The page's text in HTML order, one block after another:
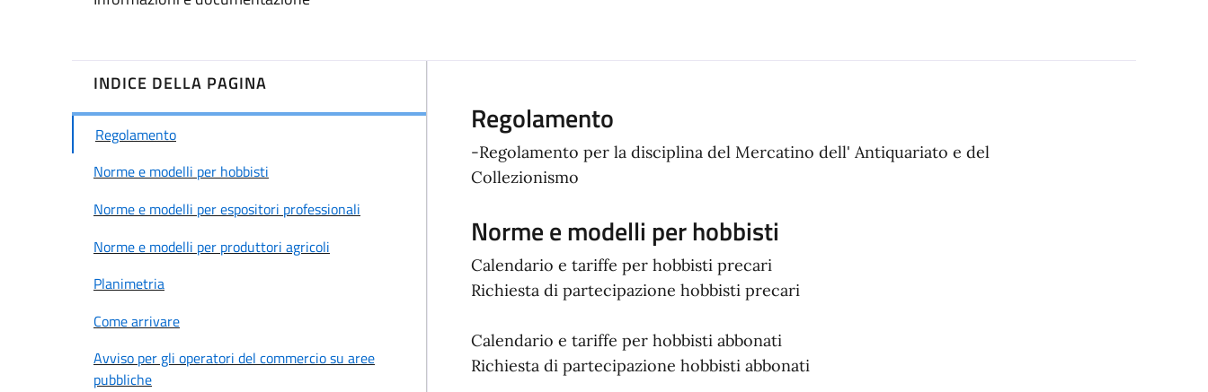
INDICE DELLA PAGINA
Regolamento
Norme e modelli per hobbisti
Norme e modelli per espositori professionali
Norme e modelli per produttori agricoli
Planimetria
Come arrivare
Avviso per gli operatori del commercio su aree
pubbliche
Regolamento
-Regolamento per la disciplina del Mercatino dell' Antiquariato e del
Collezionismo
Norme e modelli per hobbisti
Calendario e tariffe per hobbisti precari
Richiesta di partecipazione hobbisti precari
Calendario e tariffe per hobbisti abbonati
Richiesta di partecipazione hobbisti abbonati